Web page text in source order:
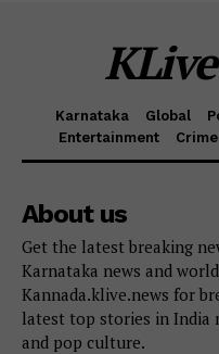
Karnataka Global
Entertainment
Crime
About us
Get the latest breaking
Karnataka news and
Kannada.klive.news for
latest top stories in India
and pop culture.